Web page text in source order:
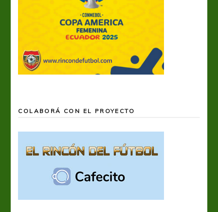
COLABORÁ CON EL PROYECTO